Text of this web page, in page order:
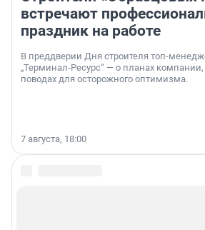
встречают
праздник на работе
В преддверии Дня строителя топ-
„Терминал-Ресурс“ — о планах
поводах для осторожного оптимизма.
7 августа, 18:00